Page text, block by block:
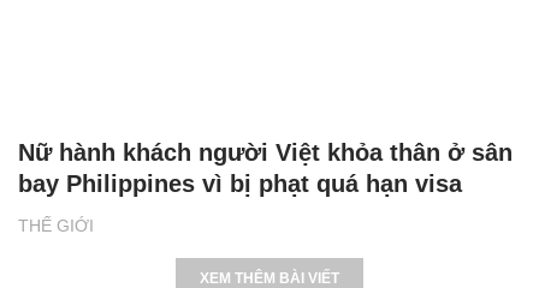
THẾ GIỚI
Nữ hành khách người Việt khỏa thân ở sân
bay Philippines vì bị phạt quá hạn visa
XEM THÊM BÀI VIẾT